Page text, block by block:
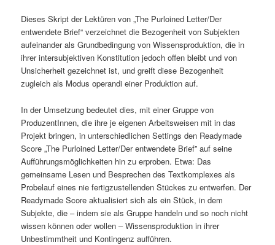
Dieses Skript der Lektüren von „The Purloined Letter/Der
entwendete Brief“ verzeichnet die Bezogenheit von Subjekten
aufeinander als Grundbedingung von Wissensproduktion, die in
ihrer intersubjektiven Konstitution jedoch offen bleibt und von
Unsicherheit gezeichnet ist, und greift diese Bezogenheit
zugleich als Modus operandi einer Produktion auf.
In der Umsetzung bedeutet dies, mit einer Gruppe von
ProduzentInnen, die ihre je eigenen Arbeitsweisen mit in das
Projekt bringen, in unterschiedlichen Settings den Readymade
Score „The Purloined Letter/Der entwendete Brief” auf seine
Aufführungsmöglichkeiten hin zu erproben. Etwa: Das
gemeinsame Lesen und Besprechen des Textkomplexes als
Probelauf eines nie fertigzustellenden Stückes zu entwerfen. Der
Readymade Score aktualisiert sich als ein Stück, in dem
Subjekte, die – indem sie als Gruppe handeln und so noch nicht
wissen können oder wollen – Wissensproduktion in ihrer
Unbestimmtheit und Kontingenz aufführen.